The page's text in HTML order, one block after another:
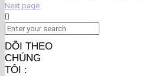
Next page
DÕI THEO
CHÚNG
TÔI :